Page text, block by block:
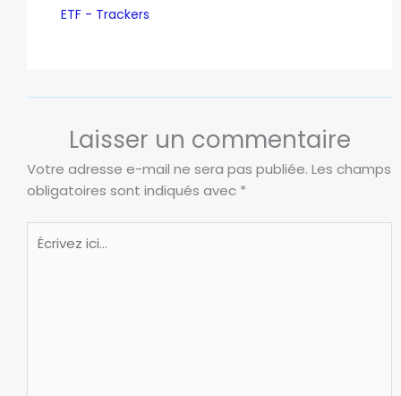
ETF - Trackers
Laisser un commentaire
Votre adresse e-mail ne sera pas publiée. Les champs
obligatoires sont indiqués avec *
ici…